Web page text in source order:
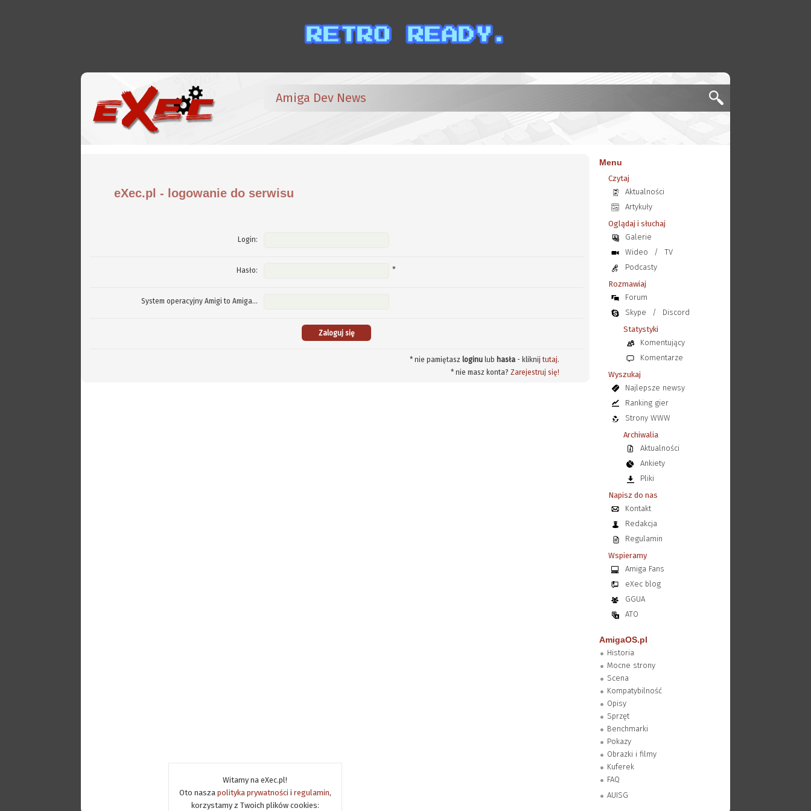
Witamy na eXec.pl!
Oto nasza polityka prywatności i regulamin,
korzystamy z Twoich plików cookies:
Amiga Dev News
eXec.pl - logowanie do serwisu
Login:
Hasło: *
System operacyjny Amigi to Amiga...
* nie pamiętasz loginulub hasła- kliknijtutaj.
* nie masz konta? Zarejestruj się!
Menu
Czytaj
Aktualności
Artykuły
Oglądaj i słuchaj
Galerie
Wideo
/
TV
Podcasty
Rozmawiaj
Forum
Skype
/
Discord
Statystyki
Komentujący
Komentarze
Wyszukaj
Najlepsze newsy
Ranking gier
Strony WWW
Archiwalia
Aktualności
Ankiety
Pliki
Napisz do nas
Kontakt
Redakcja
Regulamin
Wspieramy
Amiga Fans
eXec blog
GGUA
ATO
AmigaOS.pl
Historia
Mocne strony
Scena
Kompatybilność
Opisy
Sprzęt
Benchmarki
Pokazy
Obrazki i filmy
Kuferek
FAQ
AUISG